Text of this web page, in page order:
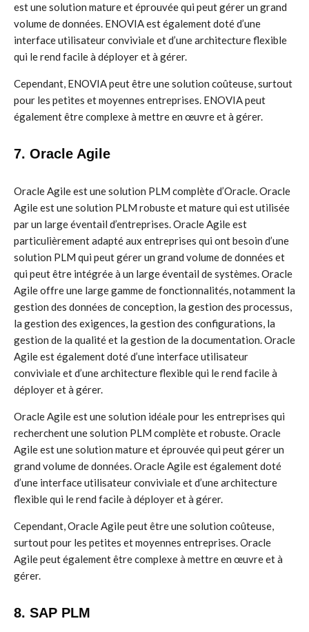
est une solution mature et éprouvée qui peut gérer un grand
volume de données. ENOVIA est également doté d’une
interface utilisateur conviviale et d’une architecture flexible
qui le rend facile à déployer et à gérer.
Cependant, ENOVIA peut être une solution coûteuse, surtout
pour les petites et moyennes entreprises. ENOVIA peut
également être complexe à mettre en œuvre et à gérer.
7. Oracle Agile
Oracle Agile est une solution PLM complète d’Oracle. Oracle
Agile est une solution PLM robuste et mature qui est utilisée
par un large éventail d’entreprises. Oracle Agile est
particulièrement adapté aux entreprises qui ont besoin d’une
solution PLM qui peut gérer un grand volume de données et
qui peut être intégrée à un large éventail de systèmes. Oracle
Agile offre une large gamme de fonctionnalités, notamment la
gestion des données de conception, la gestion des processus,
la gestion des exigences, la gestion des configurations, la
gestion de la qualité et la gestion de la documentation. Oracle
Agile est également doté d’une interface utilisateur
conviviale et d’une architecture flexible qui le rend facile à
déployer et à gérer.
Oracle Agile est une solution idéale pour les entreprises qui
recherchent une solution PLM complète et robuste. Oracle
Agile est une solution mature et éprouvée qui peut gérer un
grand volume de données. Oracle Agile est également doté
d’une interface utilisateur conviviale et d’une architecture
flexible qui le rend facile à déployer et à gérer.
Cependant, Oracle Agile peut être une solution coûteuse,
surtout pour les petites et moyennes entreprises. Oracle
Agile peut également être complexe à mettre en œuvre et à
gérer.
8. SAP PLM